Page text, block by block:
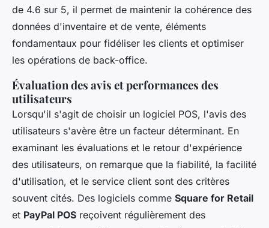
de 4.6 sur 5, il permet de maintenir la cohérence des
données d'inventaire et de vente, éléments
fondamentaux pour fidéliser les clients et optimiser
les opérations de back-office.
Évaluation des avis et performances des
utilisateurs
Lorsqu'il s'agit de choisir un logiciel POS, l'avis des
utilisateurs s'avère être un facteur déterminant. En
examinant les évaluations et le retour d'expérience
des utilisateurs, on remarque que la fiabilité, la facilité
d'utilisation, et le service client sont des critères
souvent cités. Des logiciels comme Square for Retail
et PayPal POS reçoivent régulièrement des